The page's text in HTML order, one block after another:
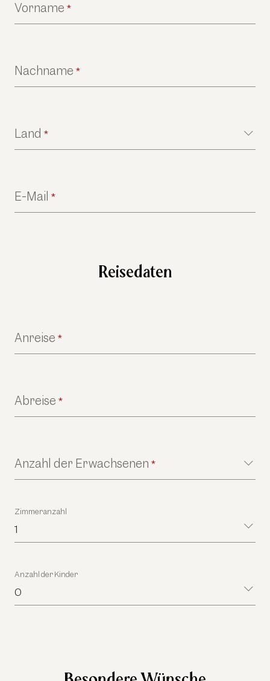
Vorname *
Nachname *
Land *
E-Mail *
Reisedaten
Anreise *
Abreise *
Anzahl der Erwachsenen *
Zimmeranzahl
1
Anzahl der Kinder
0